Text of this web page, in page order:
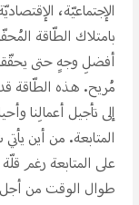
الإجتماعيّة،
بامتلاك الطّاقة
أفضلِ وجهِِ حتى
مُريح. هذه الطّاقة
إلى تأجيل أعمالِنا
المتابعة. من أين
على المتابعة رغم
طوال الوقت من أجل